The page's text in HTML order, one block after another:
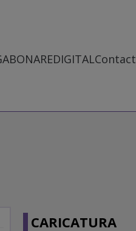
ABONAREDIGITALContact
CARICATURA